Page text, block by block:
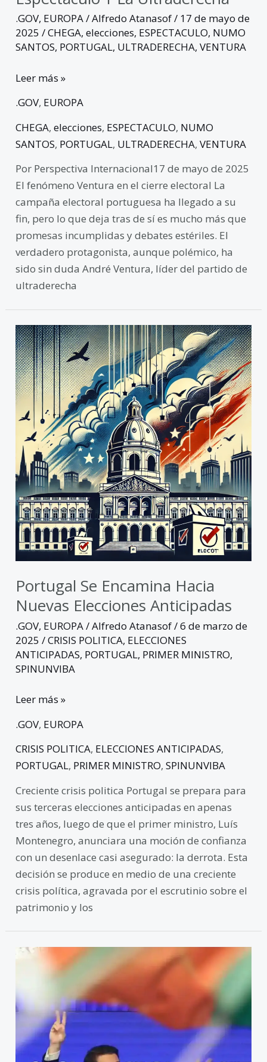
.GOV, EUROPA/Alfredo Atanasof/ 17 de mayo de
2025/CHEGA,elecciones, ESPECTACULO, NUMO
SANTOS, PORTUGAL, ULTRADERECHA,VENTURA
Leer más »
.GOV, EUROPA
CHEGA,elecciones, ESPECTACULO, NUMO
SANTOS, PORTUGAL, ULTRADERECHA,VENTURA
Por Perspectiva Internacional17 de mayo de 2025
El fenómeno Ventura en el cierre electoral La
campaña electoral portuguesa ha llegado a su
fin, pero lo que deja tras de sí es mucho más que
promesas incumplidas y debates estériles. El
verdadero protagonista, aunque polémico, ha
sido sin duda André Ventura, líder del partido de
ultraderecha
Portugal Se Encamina Hacia
Nuevas Elecciones Anticipadas
.GOV, EUROPA/Alfredo Atanasof/6 de marzo de
2025/CRISIS POLITICA, ELECCIONES
ANTICIPADAS, PORTUGAL, PRIMER MINISTRO,
SPINUNVIBA
Portugal
se
encamina
hacia
nuevas
elecciones
anticipadas
Leer más »
.GOV, EUROPA
CRISIS POLITICA, ELECCIONES ANTICIPADAS,
PORTUGAL, PRIMER MINISTRO,SPINUNVIBA
Creciente crisis politica Portugal se prepara para
sus terceras elecciones anticipadas en apenas
tres años, luego de que el primer ministro, Luís
Montenegro, anunciara una moción de confianza
con un desenlace casi asegurado: la derrota. Esta
decisión se produce en medio de una creciente
crisis política, agravada por el escrutinio sobre el
patrimonio y los
abstención
el
desconocimiento:
desafíos
para